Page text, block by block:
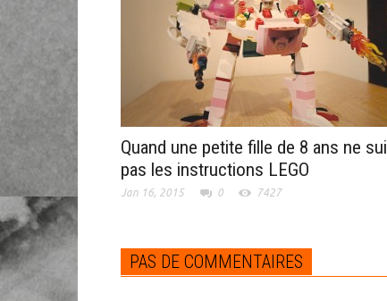
Quand une petite fille de 8 ans ne
pas les instructions LEGO
Jan 16, 2015 0 7427
PAS DE COMMENTAIRES